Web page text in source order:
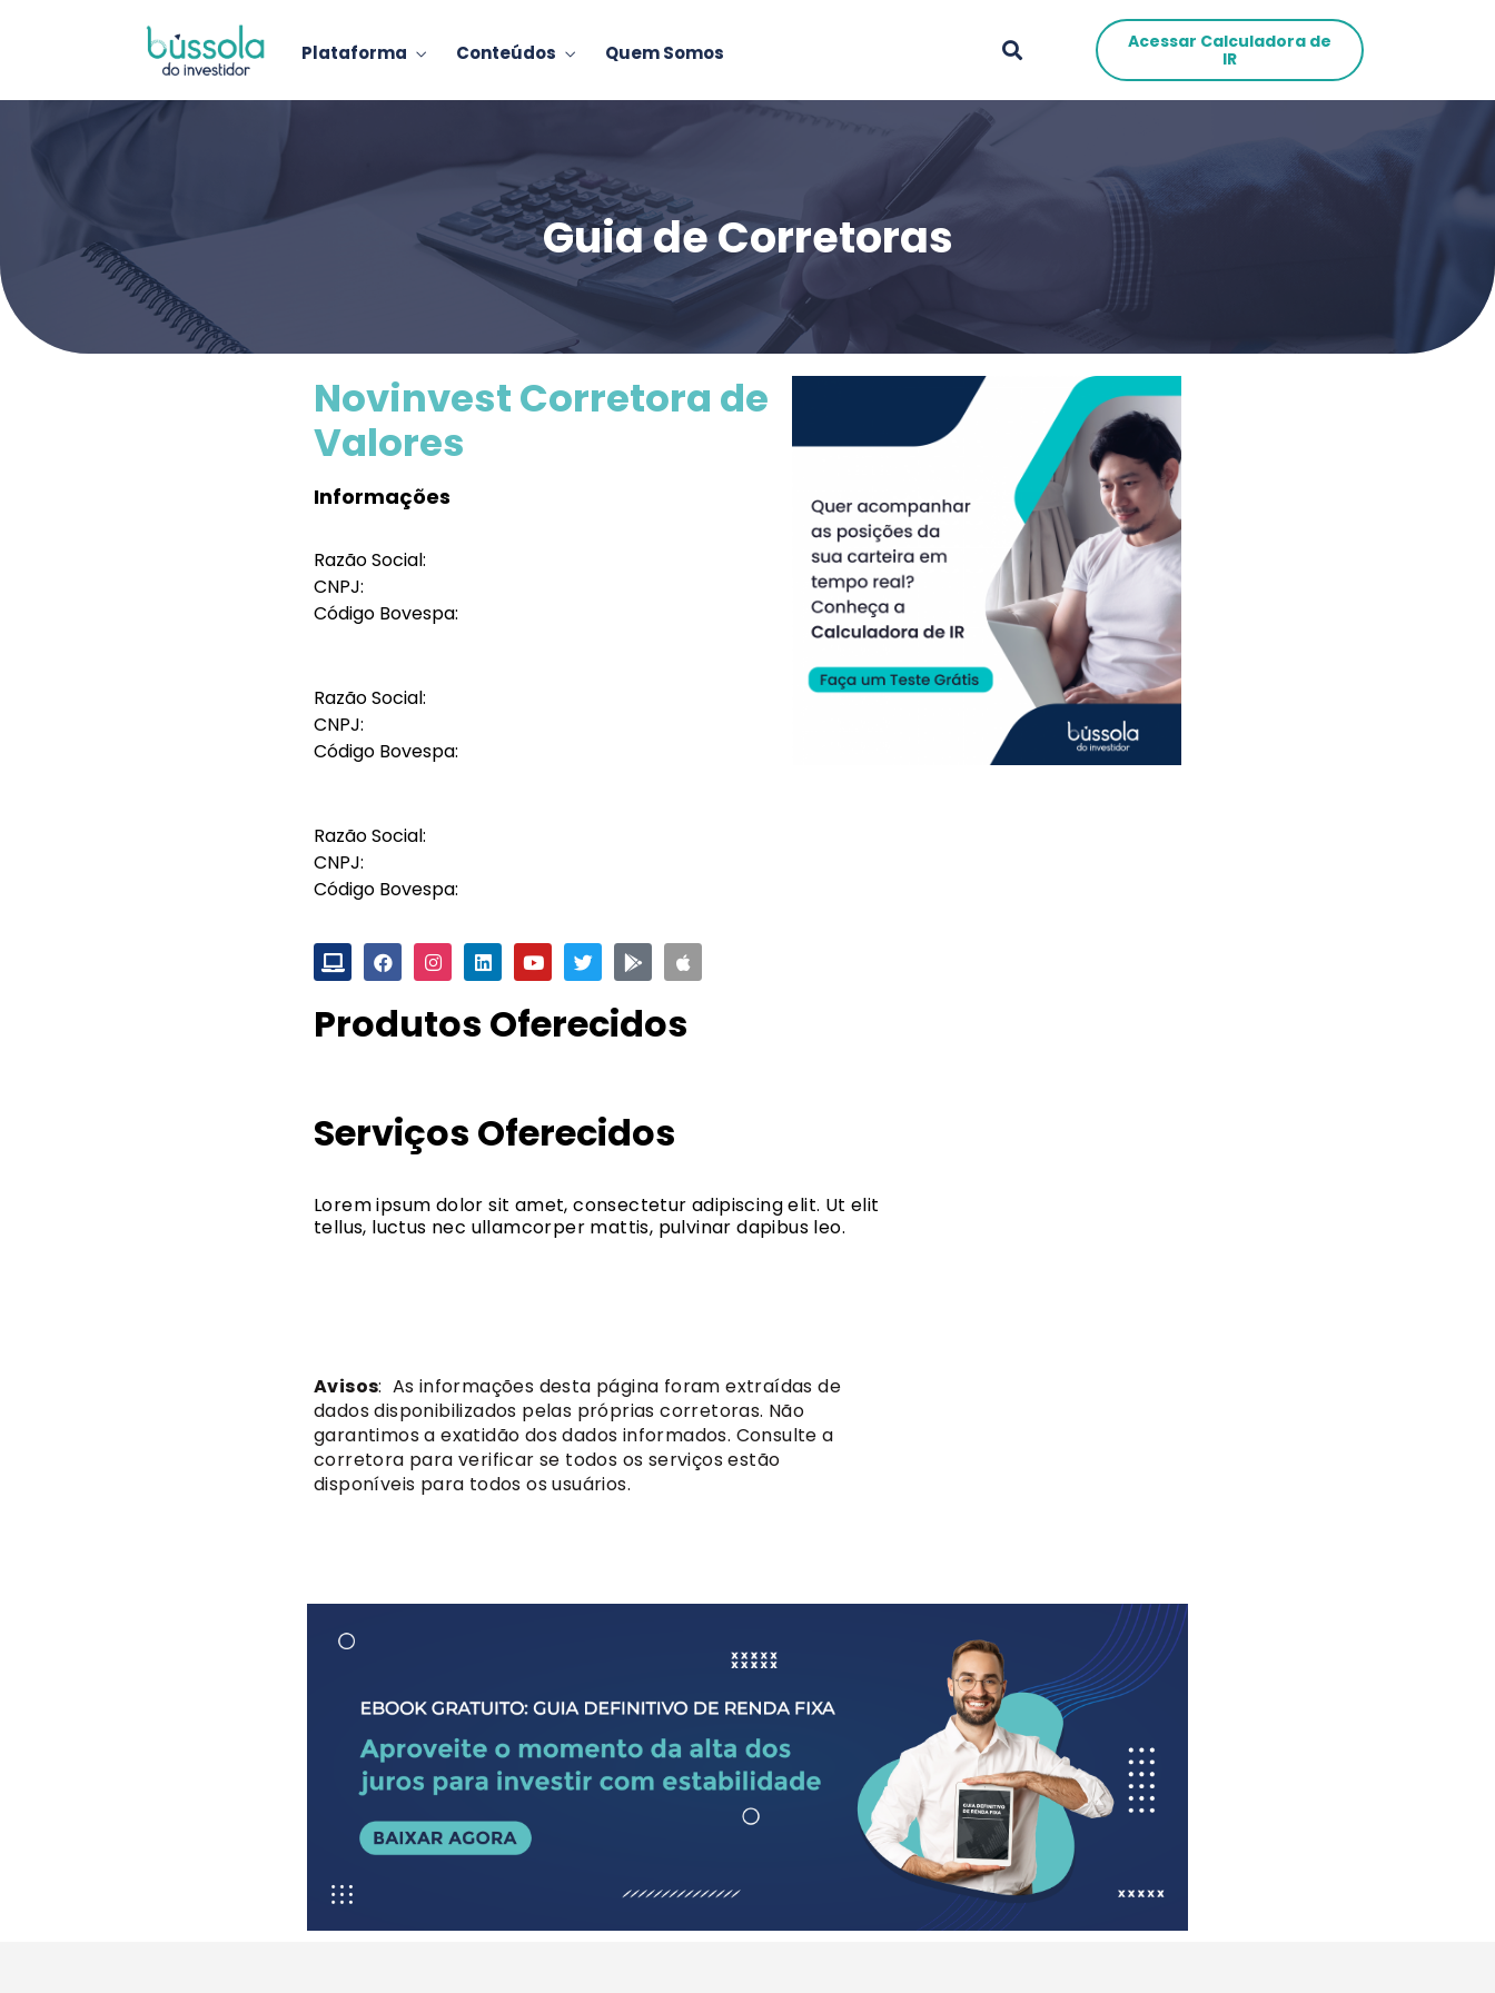
Plataforma Conteúdos Quem Somos
Acessar Calculadora de
IR
Guia de Corretoras
Novinvest Corretora de
Valores
Informações
Razão Social:
CNPJ:
Código Bovespa:
Razão Social:
CNPJ:
Código Bovespa:
Razão Social:
CNPJ:
Código Bovespa:
Produtos Oferecidos
Serviços Oferecidos
Lorem ipsum dolor sit amet, consectetur adipiscing elit. Ut elit
tellus, luctus nec ullamcorper mattis, pulvinar dapibus leo.
Avisos: As informações desta página foram extraídas de
dados disponibilizados pelas próprias corretoras. Não
garantimos a exatidão dos dados informados. Consulte a
corretora para verificar se todos os serviços estão
disponíveis para todos os usuários.